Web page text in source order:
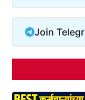
Join